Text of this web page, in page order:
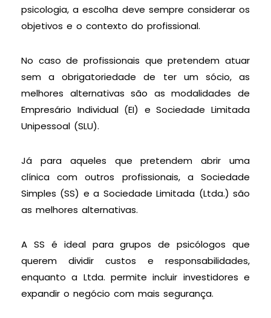
psicologia, a escolha deve sempre considerar os
objetivos e o contexto do profissional.
No caso de profissionais que pretendem atuar
sem a obrigatoriedade de ter um sócio, as
melhores alternativas são as modalidades de
Empresário Individual (EI) e Sociedade Limitada
Unipessoal (SLU).
Já para aqueles que pretendem abrir uma
clínica com outros profissionais, a Sociedade
Simples (SS) e a Sociedade Limitada (Ltda.) são
as melhores alternativas.
A SS é ideal para grupos de psicólogos que
querem dividir custos e responsabilidades,
enquanto a Ltda. permite incluir investidores e
expandir o negócio com mais segurança.